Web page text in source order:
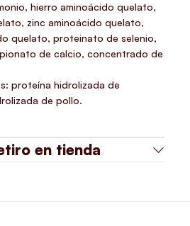
hierro aminoácido quelato,
zinc aminoácido quelato,
quelato, proteinato de selenio,
de calcio, concentrado de
proteína hidrolizada de
de pollo.
en tienda